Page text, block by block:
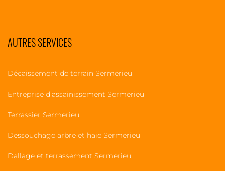
AUTRES SERVICES
Décaissement de terrain Sermerieu
Entreprise d'assainissement Sermerieu
Terrassier Sermerieu
Dessouchage arbre et haie Sermerieu
Dallage et terrassement Sermerieu